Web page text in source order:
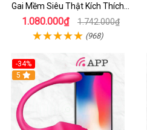
Gai Mềm Siêu Thật Kích Thích
Cực Đỉnh
1.080.000₫ 1.742.000₫
(968)
-34%
5